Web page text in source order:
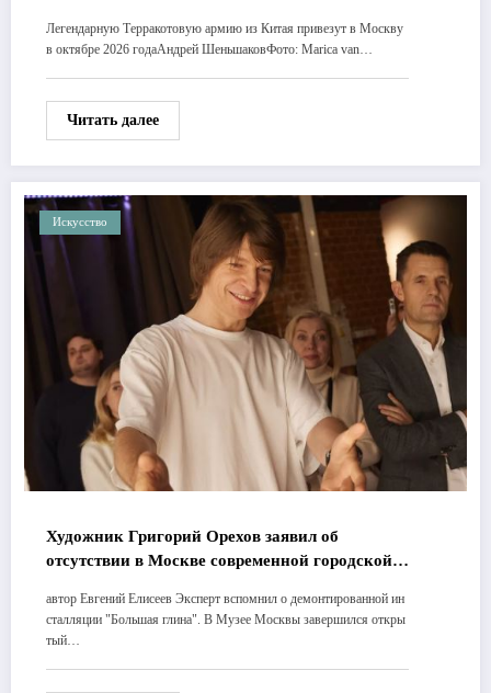
Легендарную Терракотовую армию из Китая привезут в Москву
в октябре 2026 годаАндрей ШеньшаковФото: Marica van…
Читать далее
Искусство
Художник Григорий Орехов заявил об
отсутствии в Москве современной городской
автор Евгений Елисеев Эксперт вспомнил о демонтированной ин
сталляции "Большая глина". В Музее Москвы завершился откры
тый…